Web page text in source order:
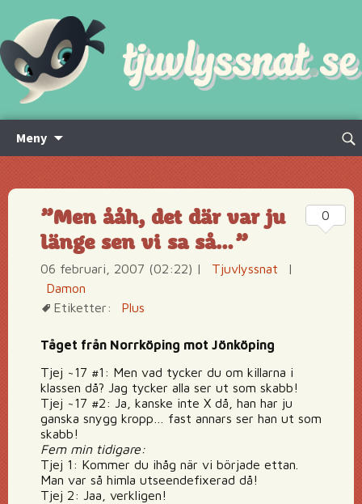
Meny
innehåll
Sök
”Men ååh, det där var ju
länge sen vi sa så…”
06 februari, 2007 (02:22) | Tjuvlyssnat
|
Damon
Etiketter:
Plus
Tåget från Norrköping mot Jönköping
Tjej ~17 #1: Men vad tycker du om killarna i
klassen då? Jag tycker alla ser ut som skabb!
Tjej ~17 #2: Ja, kanske inte X då, han har ju
ganska snygg kropp… fast annars ser han ut som
skabb!
Fem min tidigare:
Tjej 1: Kommer du ihåg när vi började ettan.
Man var så himla utseendefixerad då!
Tjej 2: Jaa, verkligen!
0